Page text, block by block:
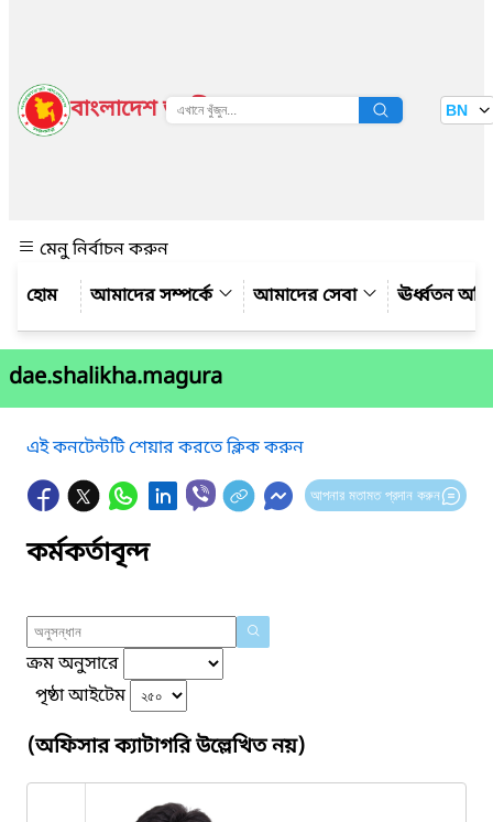
বাংলাদেশ জাতীয় তথ্য বাতায়ন BN
মেনু নির্বাচন করুন
আমাদের সম্পর্কে
আমাদের সেবা ঊর্ধ্বতন
dae.shalikha.magura
এই কনটেন্টটি শেয়ার করতে ক্লিক করুন
আপনার মতামত প্রদান করুন
কর্মকর্তাবৃন্দ
ক্রম অনুসারে
পৃষ্ঠা আইটেম
(অফিসার ক্যাটাগরি উল্লেখিত নয়)